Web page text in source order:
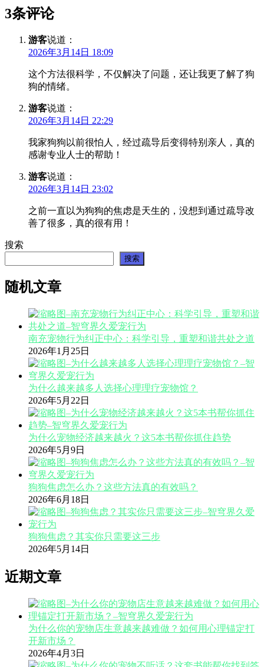
3条评论
游客说道：
2026年3月14日 18:09
这个方法很科学，不仅解决了问题，还让我更了解了狗
狗的情绪。
游客说道：
2026年3月14日 22:29
我家狗狗以前很怕人，经过疏导后变得特别亲人，真的
感谢专业人士的帮助！
游客说道：
2026年3月14日 23:02
之前一直以为狗狗的焦虑是天生的，没想到通过疏导改
善了很多，真的很有用！
搜索
搜索
随机文章
南充宠物行为纠正中心：科学引导，重塑和谐共处之道
2026年1月25日
为什么越来越多人选择心理理疗宠物馆？
2026年5月22日
为什么宠物经济越来越火？这5本书帮你抓住趋势
2026年5月9日
狗狗焦虑怎么办？这些方法真的有效吗？
2026年6月18日
狗狗焦虑？其实你只需要这三步
2026年5月14日
近期文章
为什么你的宠物店生意越来越难做？如何用心理锚定打
开新市场？
2026年4月3日